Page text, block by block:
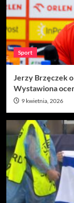
Sport
Jerzy Brzęczek
Wystawiona
9 kwietnia, 2026